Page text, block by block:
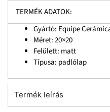
TERMÉK ADATOK:
Gyártó: Equipe
Méret:20×20
Felülett: matt
Típusa: padlólap
Termék leírás